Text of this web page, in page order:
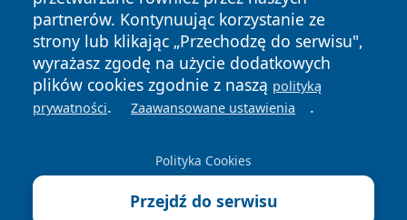
partnerów. Kontynuując korzystanie ze
strony lub klikając „Przechodzę do serwisu",
wyrażasz zgodę na użycie dodatkowych
plików cookies zgodnie z naszą polityką
prywatności. Zaawansowane ustawienia .
Polityka Cookies
Przejdź do serwisu
News Autorzy
Polityka
Prywatności
Polityka
Cookies